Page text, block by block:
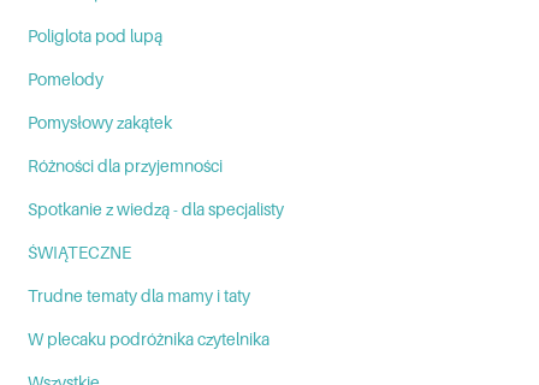
Poliglota pod lupą
Pomelody
Pomysłowy zakątek
Różności dla przyjemności
Spotkanie z wiedzą - dla specjalisty
ŚWIĄTECZNE
Trudne tematy dla mamy i taty
W plecaku podróżnika czytelnika